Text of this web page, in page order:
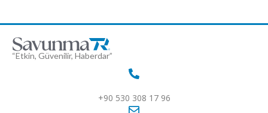
“Etkin, Güvenilir, Haberdar”
+90 530 308 17 96